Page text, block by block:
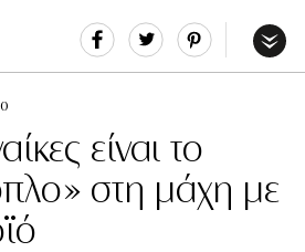
Share Tweet
είναι το
στη μάχη με